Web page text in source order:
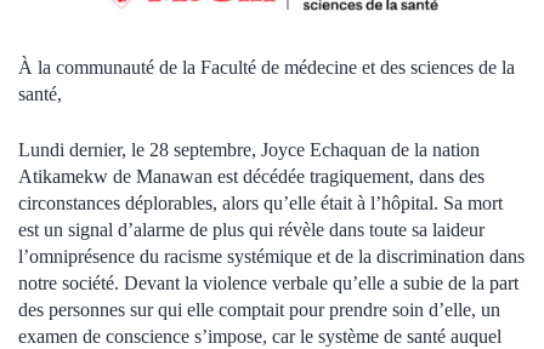
À la communauté de la Faculté de médecine et des sciences de la
santé,
Lundi dernier, le 28 septembre, Joyce Echaquan de la nation
Atikamekw de Manawan est décédée tragiquement, dans des
circonstances déplorables, alors qu’elle était à l’hôpital. Sa mort
est un signal d’alarme de plus qui révèle dans toute sa laideur
l’omniprésence du racisme systémique et de la discrimination dans
notre société. Devant la violence verbale qu’elle a subie de la part
des personnes sur qui elle comptait pour prendre soin d’elle, un
examen de conscience s’impose, car le système de santé auquel